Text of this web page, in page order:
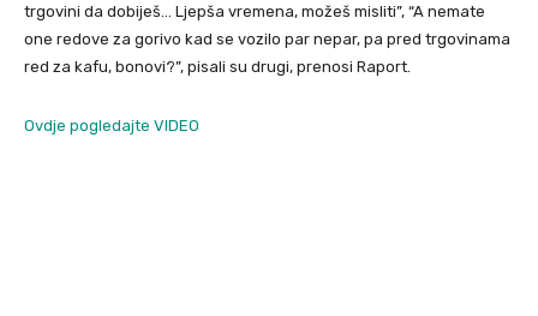
trgovini da dobiješ… Ljepša vremena, možeš misliti”, “A nemate
one redove za gorivo kad se vozilo par nepar, pa pred trgovinama
red za kafu, bonovi?”, pisali su drugi, prenosi Raport.
Ovdje pogledajte VIDEO